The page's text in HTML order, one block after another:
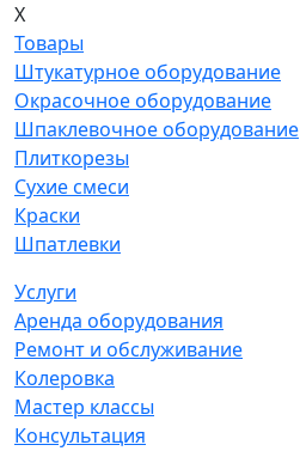
X
Товары
Штукатурное оборудование
Окрасочное оборудование
Шпаклевочное оборудование
Плиткорезы
Сухие смеси
Краски
Шпатлевки
Услуги
Аренда оборудования
Ремонт и обслуживание
Колеровка
Мастер классы
Консультация